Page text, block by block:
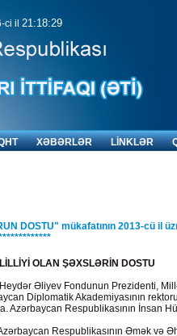
ci il 21:18:30
XƏBƏRLƏR LİNKLƏR
DOSTU" mükafatının 2013-cü il
OLAN ŞƏXSLƏRİN DOSTU
Əliyev Fondunun Prezidenti,
Diplomatik Akademiyasının rektoru
Azərbaycan Respublikasının İnsan
Respublikasının Əmək və